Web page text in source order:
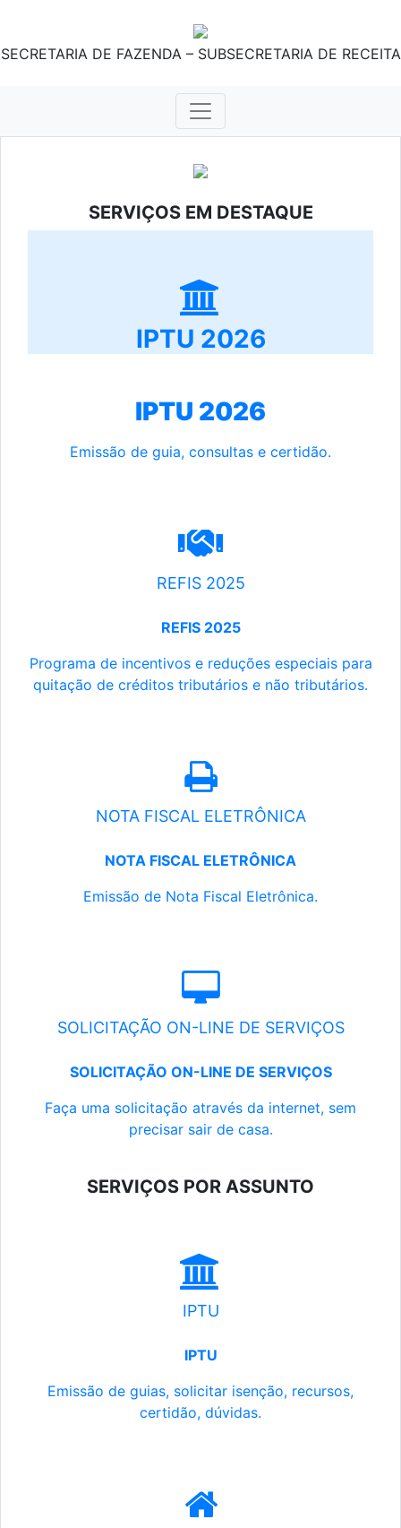
SECRETARIA DE FAZENDA – SUBSECRETARIA DE RECEITA
SERVIÇOS EM DESTAQUE
IPTU 2026
IPTU 2026
Emissão de guia, consultas e certidão.
REFIS 2025
REFIS 2025
Programa de incentivos e reduções especiais para
quitação de créditos tributários e não tributários.
NOTA FISCAL ELETRÔNICA
NOTA FISCAL ELETRÔNICA
Emissão de Nota Fiscal Eletrônica.
SOLICITAÇÃO ON-LINE DE SERVIÇOS
SOLICITAÇÃO ON-LINE DE SERVIÇOS
Faça uma solicitação através da internet, sem
precisar sair de casa.
SERVIÇOS POR ASSUNTO
IPTU
IPTU
Emissão de guias, solicitar isenção, recursos,
certidão, dúvidas.